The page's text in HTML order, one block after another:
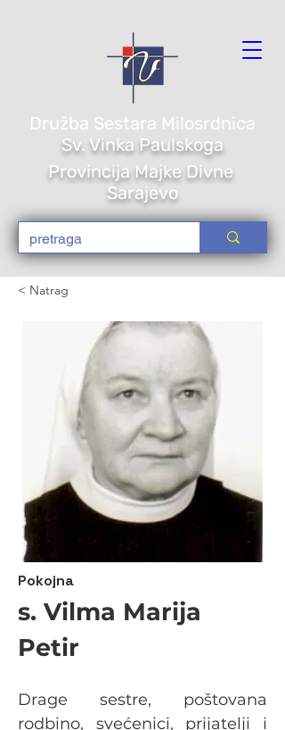
Družba Sestara Milosrdnica
Sv. Vinka Paulskoga
Provincija Majke Divne
Sarajevo
< Natrag
Pokojna
s. Vilma Marija
Petir
Drage sestre, poštovana
rodbino, svećenici, prijatelji i